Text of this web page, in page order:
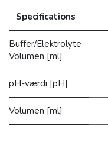
Specifications
Buffer/Elektrolyte
Volumen [ml]
pH-værdi [pH]
Volumen [ml]